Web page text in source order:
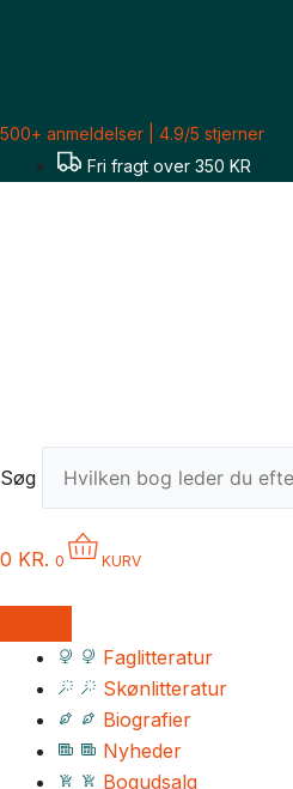
500+ anmeldelser | 4.9/5 stjerner
Fri fragt over 350 KR
Søg
0 KR. 0 KURV
Faglitteratur
Skønlitteratur
Biografier
Nyheder
Bogudsalg